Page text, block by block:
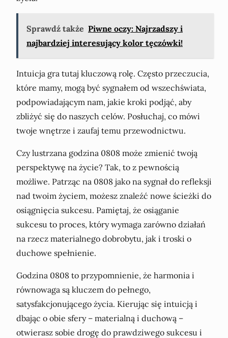
Sprawdź także Piwne oczy: Najrzadszy i
najbardziej interesujący kolor tęczówki!
Intuicja gra tutaj kluczową rolę. Często przeczucia,
które mamy, mogą być sygnałem od wszechświata,
podpowiadającym nam, jakie kroki podjąć, aby
zbliżyć się do naszych celów. Posłuchaj, co mówi
twoje wnętrze i zaufaj temu przewodnictwu.
Czy lustrzana godzina 0808 może zmienić twoją
perspektywę na życie? Tak, to z pewnością
możliwe. Patrząc na 0808 jako na sygnał do refleksji
nad twoim życiem, możesz znaleźć nowe ścieżki do
osiągnięcia sukcesu. Pamiętaj, że osiąganie
sukcesu to proces, który wymaga zarówno działań
na rzecz materialnego dobrobytu, jak i troski o
duchowe spełnienie.
Godzina 0808 to przypomnienie, że harmonia i
równowaga są kluczem do pełnego,
satysfakcjonującego życia. Kierując się intuicją i
dbając o obie sfery – materialną i duchową –
otwierasz sobie drogę do prawdziwego sukcesu i